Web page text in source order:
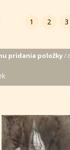
1 2 3
pridania položky/